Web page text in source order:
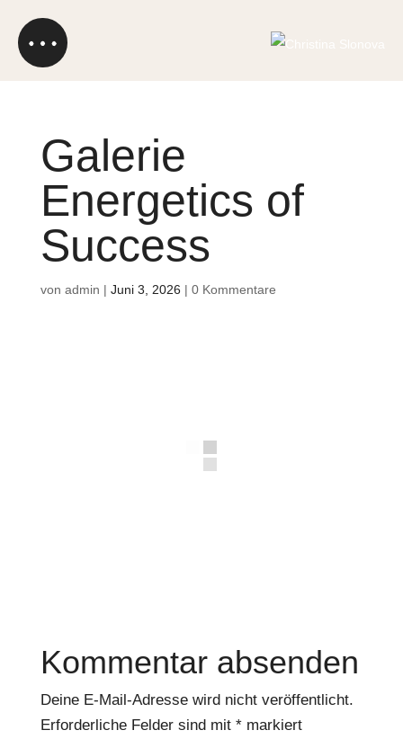
Galerie
Energetics of
Success
von admin | Juni 3, 2026 | 0 Kommentare
Kommentar absenden
Deine E-Mail-Adresse wird nicht veröffentlicht.
Erforderliche Felder sind mit *markiert